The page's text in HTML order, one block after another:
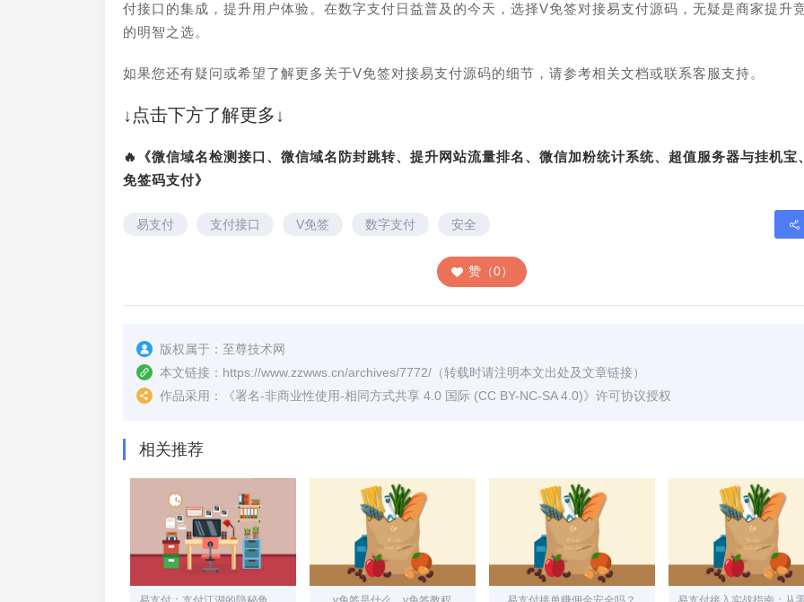
付接口的集成，提升用户体验。在数字支付日益普及的今天，选择V免签对接易支付源码，无疑是商家提升
的明智之选。
如果您还有疑问或希望了解更多关于V免签对接易支付源码的细节，请参考相关文档或联系客服支持。
↓点击下方了解更多↓
🔥《微信域名检测接口、微信域名防封跳转、提升网站流量排名、微信加粉统计系统、超值服务器与挂机宝
免签码支付》
易支付 支付接口 V免签 数字支付 安全
赞（0）
版权属于： 至尊技术网
本文链接： https://www.zzwws.cn/archives/7772/ （转载时请注明本文出处及文章链接）
作品采用：
《署名-非商业性使用-相同方式共享 4.0 国际 (CC BY-NC-SA 4.0)》许可协议授权
相关推荐